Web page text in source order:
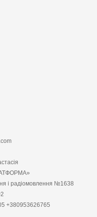
і радіомовлення №1638
+380953626765